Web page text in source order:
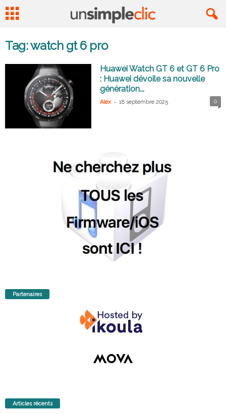
Tag: watch gt 6 pro
Huawei Watch GT 6 et GT 6 Pro
: Huawei dévoile sa nouvelle
génération...
Alex - 18 septembre 2025 0
Partenaires
Articles récents